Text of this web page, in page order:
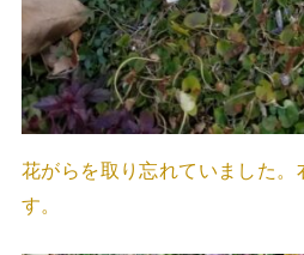
花がらを取り忘れていました
す。